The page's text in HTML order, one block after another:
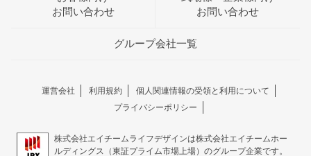
お問い合わせ
お問い合わせ
グループ会社一覧
運営会社 利用規約
個人関連情報の受領と利用について
プライバシーポリシー
株式会社エイチームライフデザインは株式会社エイチームホー
ルディングス（東証プライム市場上場）のグループ企業です。